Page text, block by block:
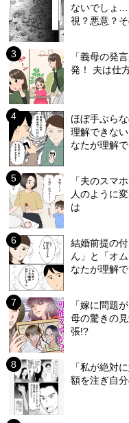
ないでしょ
視？悪意？
「義母の発
発！ 夫は仕
ほぼ手ぶら
理解できな
なたが理解
「夫のスマ
人のように
は
結婚前提の
ん」と「オ
なたが理解
「嫁に問題
母の驚きの
張!?
「私が絶対
額を注ぎ自